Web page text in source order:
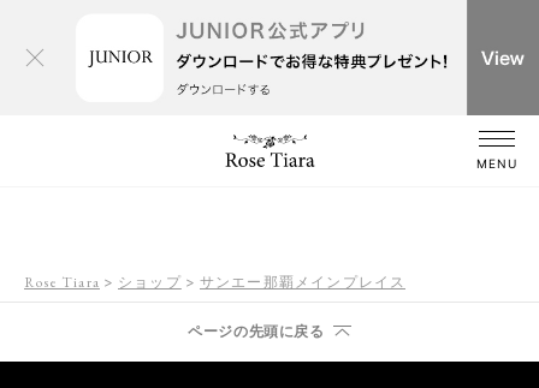
MENU
Rose Tiara ショップ サンエー那覇メインプレイス
ページの先頭に戻る